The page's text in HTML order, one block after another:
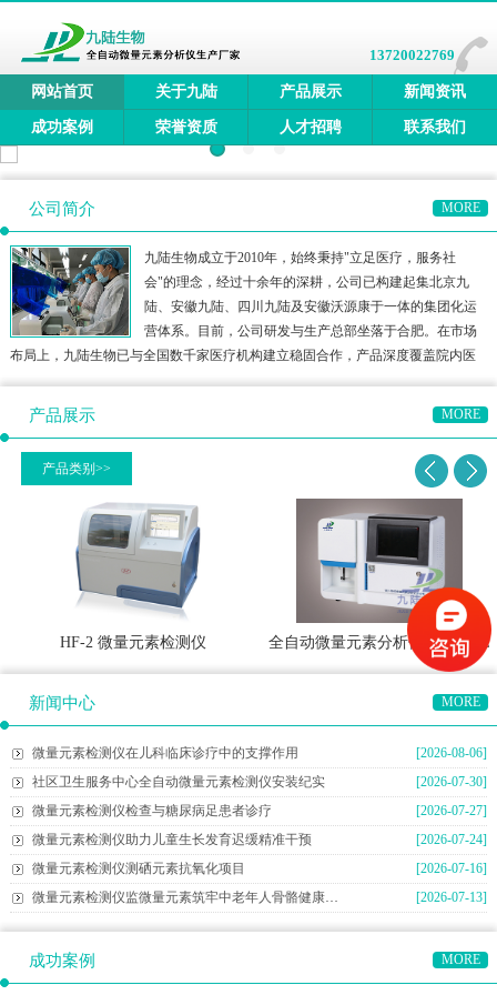
13720022769
网站首页 关于九陆 产品展示 新闻资讯
成功案例 荣誉资质 人才招聘 联系我们
公司简介 MORE
九陆生物成立于2010年，始终秉持"立足医疗，服务社
会"的理念，经过十余年的深耕，公司已构建起集北京九
陆、安徽九陆、四川九陆及安徽沃源康于一体的集团化运
营体系。目前，公司研发与生产总部坐落于合肥。在市场
布局上，九陆生物已与全国数千家医疗机构建立稳固合作，产品深度覆盖院内医
态圈。公司产品矩阵涵盖全自动微量元素分析仪、全自动维生素分
产品展示 MORE
产品类别>>
HF-2 微量元素检测仪 全自动微量元素分析仪WJ-9600E
新闻中心 MORE
[2026-08-06]
微量元素检测仪在儿科临床诊疗中的支撑作用
[2026-07-30]
社区卫生服务中心全自动微量元素检测仪安装纪实
[2026-07-27]
微量元素检测仪检查与糖尿病足患者诊疗
[2026-07-24]
微量元素检测仪助力儿童生长发育迟缓精准干预
[2026-07-16]
微量元素检测仪测硒元素抗氧化项目
[2026-07-13]
微量元素检测仪监微量元素筑牢中老年人骨骼健康防线
成功案例 MORE